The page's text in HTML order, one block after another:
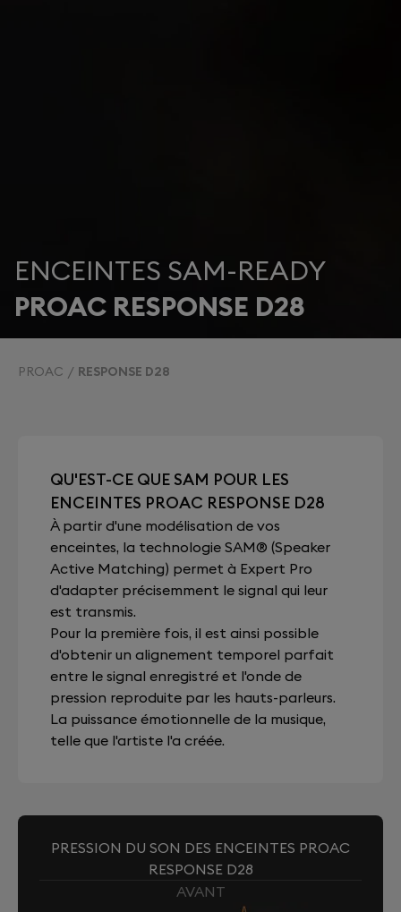
ENCEINTES SAM-READY
PROAC RESPONSE D28
PROAC RESPONSE D28
QU'EST-CE QUE SAM POUR LES
ENCEINTES PROAC RESPONSE D28
À partir d'une modélisation de vos
enceintes, la technologie SAM® (Speaker
Active Matching) permet à Expert Pro
d'adapter précisemment le signal qui leur
est transmis.
Pour la première fois, il est ainsi possible
d'obtenir un alignement temporel parfait
entre le signal enregistré et l'onde de
pression reproduite par les hauts-parleurs.
La puissance émotionnelle de la musique,
telle que l'artiste l'a créée.
PRESSION DU SON DES ENCEINTES PROAC
RESPONSE D28
AVANT